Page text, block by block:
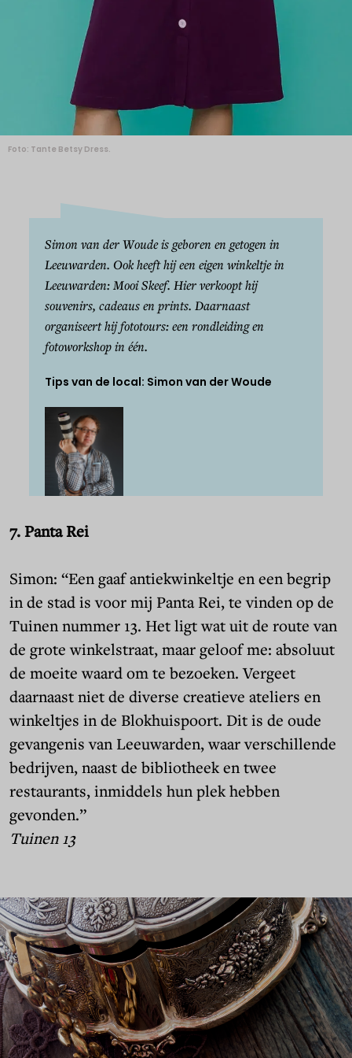
Foto: Tante Betsy Dress.
Simon van der Woude is geboren en getogen in
Leeuwarden. Ook heeft hij een eigen winkeltje in
Leeuwarden: Mooi Skeef. Hier verkoopt hij
souvenirs, cadeaus en prints. Daarnaast
organiseert hij fototours: een rondleiding en
fotoworkshop in één.
Tips van de local: Simon van der Woude
7. Panta Rei
Simon: “Een gaaf antiekwinkeltje en een begrip
in de stad is voor mij Panta Rei, te vinden op de
Tuinen nummer 13. Het ligt wat uit de route van
de grote winkelstraat, maar geloof me: absoluut
de moeite waard om te bezoeken. Vergeet
daarnaast niet de diverse creatieve ateliers en
winkeltjes in de Blokhuispoort. Dit is de oude
gevangenis van Leeuwarden, waar verschillende
bedrijven, naast de bibliotheek en twee
restaurants, inmiddels hun plek hebben
gevonden.”
Tuinen 13